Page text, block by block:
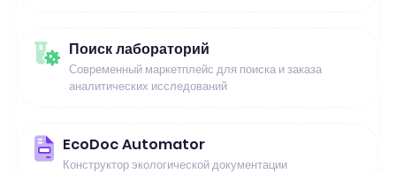
Поиск лабораторий
Современный маркетплейс для поиска и заказа
аналитических исследований
EcoDoc Automator
Конструктор экологической документации